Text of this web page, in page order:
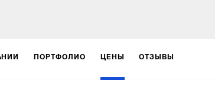
ПОРТФОЛИО ЦЕНЫ ОТЗЫВЫ